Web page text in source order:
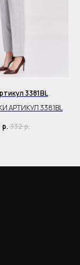
3381BL
АРТИКУЛ 3381BL
р. 332р.